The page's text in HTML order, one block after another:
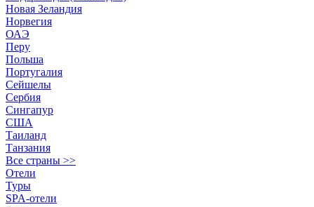
Новая Зеландия
Норвегия
ОАЭ
Перу
Польша
Португалия
Сейшелы
Сербия
Сингапур
США
Таиланд
Танзания
Все страны >>
Отели
Туры
SPA-отели